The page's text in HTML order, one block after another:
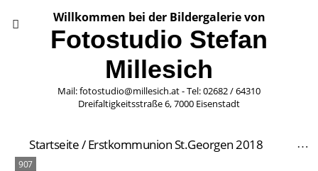
Willkommen bei der Bildergalerie von
Fotostudio Stefan
Millesich
Mail: fotostudio@millesich.at - Tel: 02682 / 64310
Dreifaltigkeitsstraße 6, 7000 Eisenstadt
Startseite/Erstkommunion St.Georgen 2018
907